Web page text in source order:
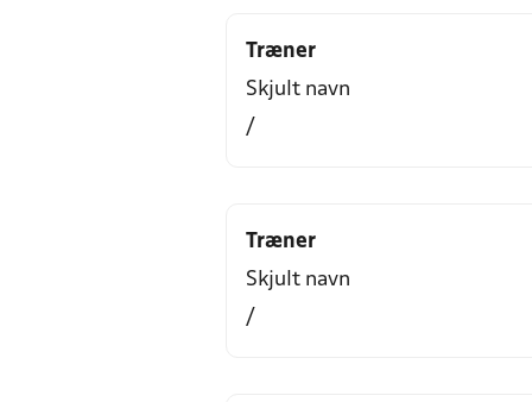
Træner
Skjult navn
/
Træner
Skjult navn
/